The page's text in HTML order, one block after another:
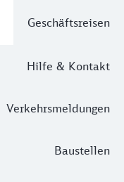
Geschäftsreisen
Hilfe & Kontakt
Verkehrsmeldungen
Baustellen